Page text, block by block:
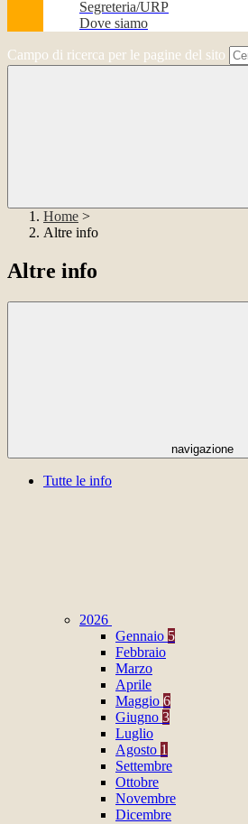
Segreteria/URP
Dove siamo
Campo di ricerca per le pagine del sito
Home >
Altre info
Altre info
navigazione
Tutte le info
2026
Gennaio 5
Febbraio
Marzo
Aprile
Maggio 6
Giugno 3
Luglio
Agosto 1
Settembre
Ottobre
Novembre
Dicembre